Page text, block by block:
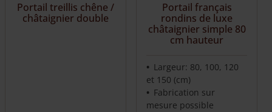
Portail treillis chêne /
châtaignier double
Portail français
rondins de luxe
châtaignier simple 80
cm hauteur
Largeur: 80, 100, 120
et 150 (cm)
Fabrication sur
mesure possible